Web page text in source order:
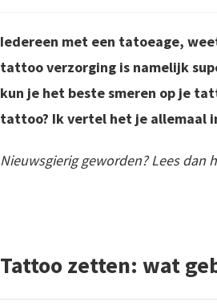
Iedereen met een tatoeage,
tattoo verzorging is namelijk
kun je het beste smeren op je
tattoo? Ik vertel het je allemaal
Nieuwsgierig geworden? Lees dan
Tattoo zetten: wat